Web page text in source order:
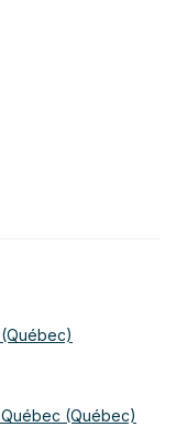
(Québec)